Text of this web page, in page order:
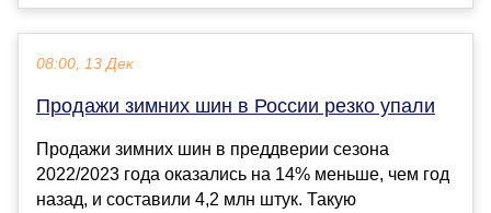
08:00, 13 Дек
Продажи зимних шин в России резко упали
Продажи зимних шин в преддверии сезона
2022/2023 года оказались на 14% меньше, чем год
назад, и составили 4,2 млн штук. Такую